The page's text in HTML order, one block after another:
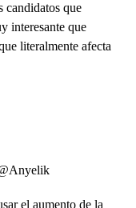
candidatos que
interesante que
literalmente afecta
el aumento de la